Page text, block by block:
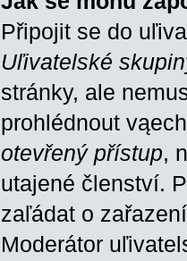
Připojit se do
Uľivatelské
stránky, ale
prohlédnout
otevřený přístup,
utajené členství.
zaľádat o
Moderátor